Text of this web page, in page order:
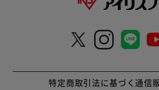
特定商取引法に基づく通信